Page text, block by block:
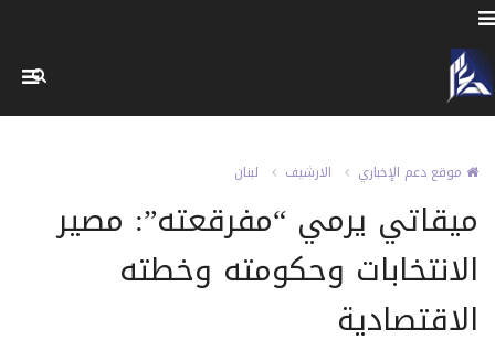
موقع دعم الإخباري الارشيف لبنان
ميقاتي يرمي “مفرقعته”: مصير
الانتخابات وحكومته وخطته
الاقتصادية